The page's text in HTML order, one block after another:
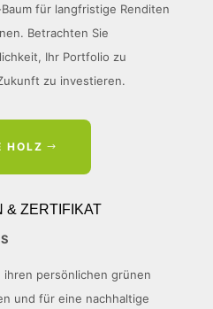
für langfristige Renditen
Betrachten Sie
Ihr Portfolio zu
zu investieren.
HOLZ
& ZERTIFIKAT
ihren persönlichen grünen
und für eine nachhaltige